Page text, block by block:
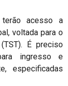
acesso a
voltada para o
É preciso
ingresso e
especificadas